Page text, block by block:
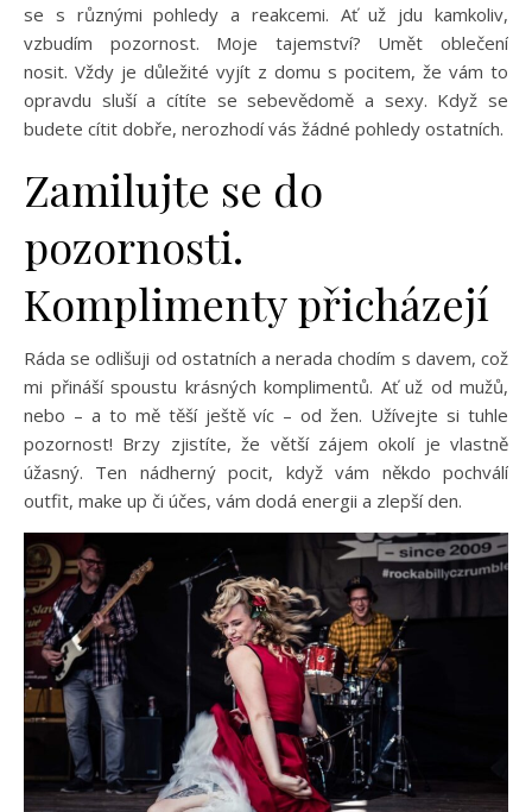
se s různými pohledy a reakcemi. Ať už jdu kamkoliv,
vzbudím pozornost. Moje tajemství? Umět oblečení
nosit. Vždy je důležité vyjít z domu s pocitem, že vám to
opravdu sluší a cítíte se sebevědomě a sexy. Když se
budete cítit dobře, nerozhodí vás žádné pohledy ostatních.
Zamilujte se do
pozornosti.
Komplimenty přicházejí
Ráda se odlišuji od ostatních a nerada chodím s davem, což
mi přináší spoustu krásných komplimentů. Ať už od mužů,
nebo – a to mě těší ještě víc – od žen. Užívejte si tuhle
pozornost! Brzy zjistíte, že větší zájem okolí je vlastně
úžasný. Ten nádherný pocit, když vám někdo pochválí
outfit, make up či účes, vám dodá energii a zlepší den.